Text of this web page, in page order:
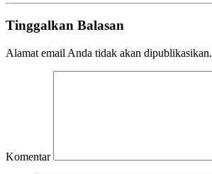
Tinggalkan Balasan
Alamat email Anda tidak akan dipublikasikan.
Komentar